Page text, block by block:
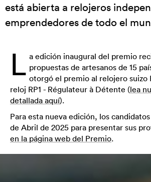
está abierta a relojeros
emprendedores de todo el
L a edición inaugural del premio
propuestas de artesanos de 15
otorgó el premio al relojero suizo
reloj RP1 - Régulateur à Détente (lea
detallada aquí).
Para esta nueva edición, los
de Abril de 2025 para presentar sus
en la página web del Premio.